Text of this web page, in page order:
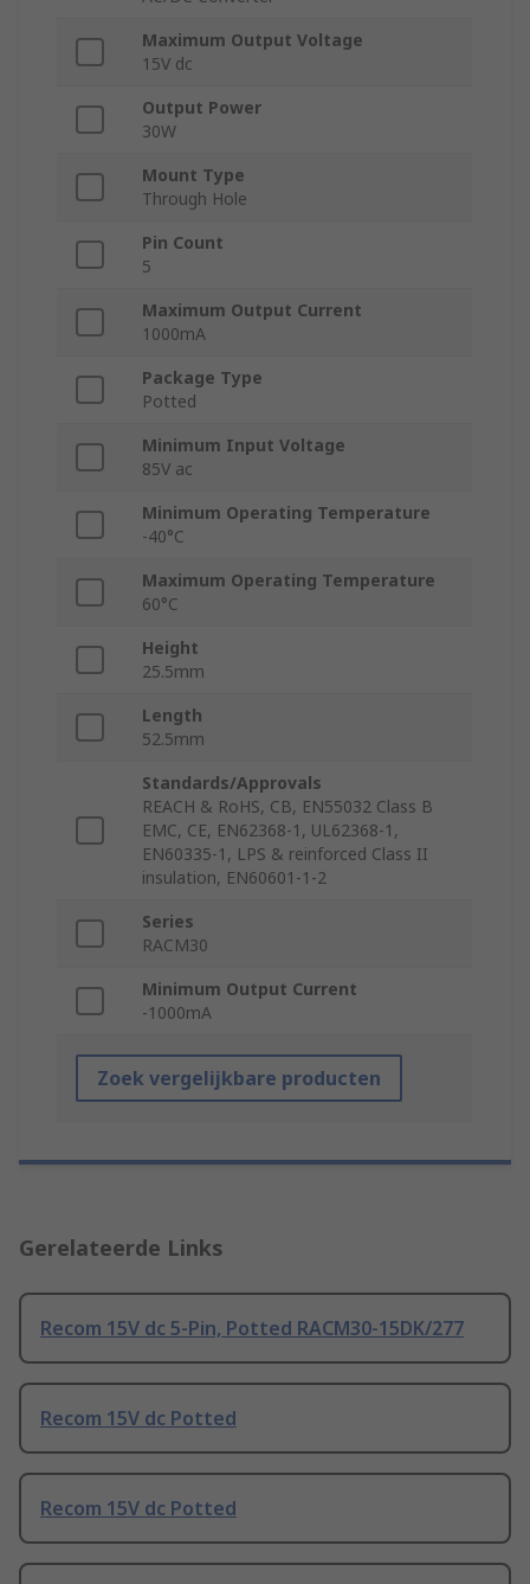
Maximum Output Voltage
15V dc
Output Power
30W
Mount Type
Through Hole
Pin Count
5
Maximum Output Current
1000mA
Package Type
Potted
Minimum Input Voltage
85V ac
Minimum Operating Temperature
-40°C
Maximum Operating Temperature
60°C
Height
25.5mm
Length
52.5mm
Standards/Approvals
REACH & RoHS, CB, EN55032 Class B
EMC, CE, EN62368‑1, UL62368‑1,
EN60335‑1, LPS & reinforced Class II
insulation, EN60601‑1‑2
Series
RACM30
Minimum Output Current
-1000mA
Zoek vergelijkbare producten
Gerelateerde Links
Recom 15V dc 5-Pin, Potted RACM30-15DK/277
Recom 15V dc Potted
Recom 15V dc Potted